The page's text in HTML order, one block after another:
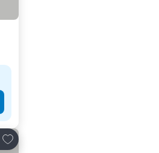
Favorilerime ekle